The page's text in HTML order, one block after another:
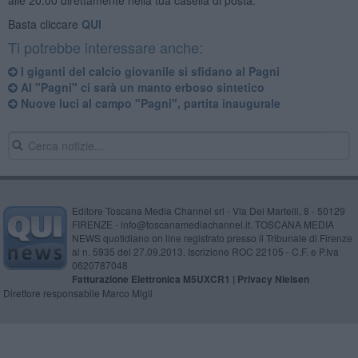
Basta cliccare QUI
Ti potrebbe interessare anche:
I giganti del calcio giovanile si sfidano al Pagni
Al "Pagni" ci sarà un manto erboso sintetico
Nuove luci al campo "Pagni", partita inaugurale
Editore Toscana Media Channel srl - Via Dei Martelli, 8 - 50129
FIRENZE - info@toscanamediachannel.it. TOSCANA MEDIA
NEWS quotidiano on line registrato presso il Tribunale di Firenze
al n. 5935 del 27.09.2013. Iscrizione ROC 22105 - C.F. e P.Iva
0620787048
Fatturazione Elettronica M5UXCR1 | Privacy Nielsen
Direttore responsabile Marco Migli